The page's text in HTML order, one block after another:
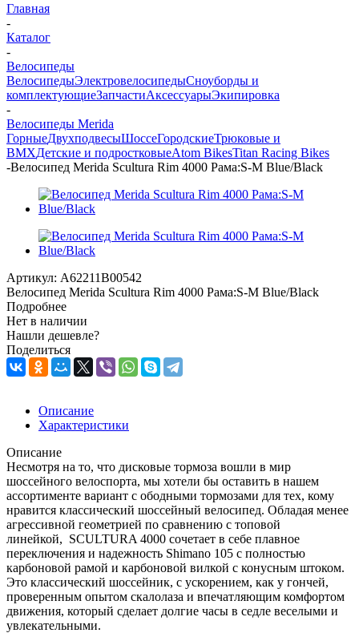
Главная
-
Каталог
-
Велосипеды
ВелосипедыЭлектровелосипедыCноуборды и
комплектующиеЗапчастиАксессуарыЭкипировка
-
Велосипеды Merida
ГорныеДвухподвесыШоссеГородскиеТрюковые и
BMXДетские и подростковыеAtom BikesTitan Racing Bikes
-Велосипед Merida Scultura Rim 4000 Рама:S-M Blue/Black
Артикул: A62211B00542
Велосипед Merida Scultura Rim 4000 Рама:S-M Blue/Black
Подробнее
Нет в наличии
Нашли дешевле?
Поделиться
Описание
Характеристики
Описание
Несмотря на то, что дисковые тормоза вошли в мир
шоссейного велоспорта, мы хотели бы оставить в нашем
ассортименте вариант с ободными тормозами для тех, кому
нравится классический шоссейный велосипед. Обладая менее
агрессивной геометрией по сравнению с топовой
линейкой, SCULTURA 4000 сочетает в себе плавное
переключения и надежность Shimano 105 с полностью
карбоновой рамой и карбоновой вилкой с конусным штоком.
Это классический шоссейник, с ускорением, как у гончей,
проверенным опытом скалолаза и впечатляющим комфортом
движения, который сделает долгие часы в седле веселыми и
увлекательными.